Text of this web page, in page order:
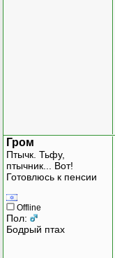
Гром
Птычк. Тьфу,
птычник... Вот!
Готовлюсь к пенсии
Offline
Пол:
Бодрый птах